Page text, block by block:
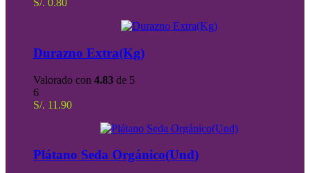
S/. 0.80
Durazno Extra(Kg)
Valorado con 4.83 de 5
6
S/. 11.90
Plátano Seda Orgánico(Und)